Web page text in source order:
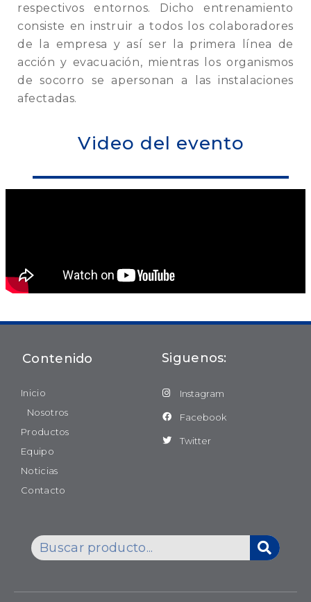
respectivos entornos. Dicho entrenamiento
consiste en instruir a todos los colaboradores
de la empresa y así ser la primera línea de
acción y evacuación, mientras los organismos
de socorro se apersonan a las instalaciones
afectadas.
Video del evento
Contenido
Inicio
Nosotros
Productos
Equipo
Noticias
Contacto
Siguenos:
Instagram
Facebook
Twitter